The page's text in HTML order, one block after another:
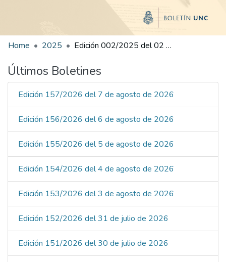
Home 2025 Edición 002/2025 del 02 de junio de 2025
Últimos Boletines
Edición 157/2026 del 7 de agosto de 2026
Edición 156/2026 del 6 de agosto de 2026
Edición 155/2026 del 5 de agosto de 2026
Edición 154/2026 del 4 de agosto de 2026
Edición 153/2026 del 3 de agosto de 2026
Edición 152/2026 del 31 de julio de 2026
Edición 151/2026 del 30 de julio de 2026